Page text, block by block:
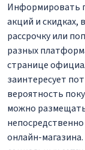
Информировать
акций и скидках,
рассрочку или
разных
странице
заинтересует
вероятность
можно
онлайн-